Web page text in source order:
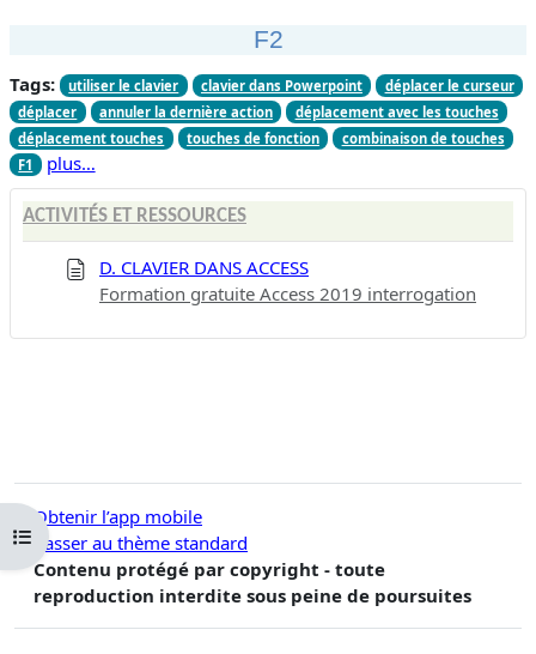
Ouvrir l’index du cours
F2
Tags: utiliser le clavier clavier dans Powerpoint
déplacer le curseur
déplacer
annuler la dernière action
déplacement avec les touches
déplacement touches
touches de fonction
combinaison de touches
F1
plus…
ACTIVITÉS ET RESSOURCES
D. CLAVIER DANS ACCESS
Formation gratuite Access 2019 interrogation
Obtenir l’app mobile
Passer au thème standard
Contenu protégé par copyright - toute
reproduction interdite sous peine de poursuites